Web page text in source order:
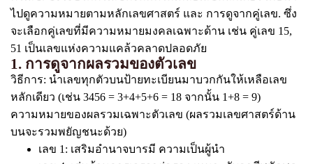
ไปดูความหมายตามหลักเลขศาสตร์ และ การดูจากคู่เลข. ซึ่ง
จะเลือกคู่เลขที่มีความหมายมงคลเฉพาะด้าน เช่น คู่เลข 15,
51 เป็นเลขแห่งความแคล้วคลาดปลอดภัย
1. การดูจากผลรวมของตัวเลข
วิธีการ: นำเลขทุกตัวบนป้ายทะเบียนมาบวกกันให้เหลือเลข
หลักเดียว (เช่น 3456 = 3+4+5+6 = 18 จากนั้น 1+8 = 9)
ความหมายของผลรวมเฉพาะตัวเลข (ผลรวมเลขศาสตร์ด้าน
บนจะรวมพยัญชนะด้วย)
เลข 1: เสริมอำนาจบารมี ความเป็นผู้นำ